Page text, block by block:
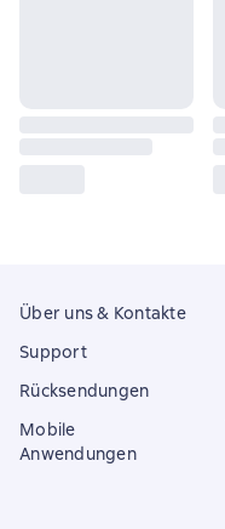
Über uns & Kontakte
Support
Rücksendungen
Mobile
Anwendungen